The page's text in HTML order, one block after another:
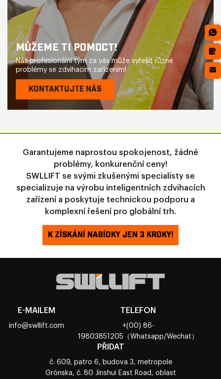
MŮŽEME TI POMOCT!
Náš profesionální tým za vás může vyřešit různé
problémy se zdvihacím zařízením!
KONTAKTUJTE NÁS
Garantujeme naprostou spokojenost, žádné
problémy, konkurenční ceny!
SWLLIFT se svými zkušenými specialisty se
specializuje na výrobu inteligentních zdvihacích
zařízení a poskytuje technickou podporu a
komplexní řešení pro globální trh.
K ZÍSKÁNÍ NABÍDKY JEN 3 KROKY!
E-MAILEM
info@swllift.com
TELEFON
+(00) 86-
19803851205（Whatsapp/Wechat）
PŘIDAT
č. 609, patro 6, budova 3, metropole
Grónska, č. 80 Jinshui East Road, oblast